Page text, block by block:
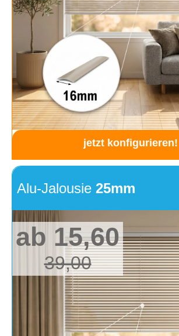
jetzt konfigurieren!
Alu-Jalousie 25mm
ab 15,60
39,00